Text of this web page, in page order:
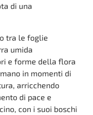
di una
tra le foglie
umida
e forme della flora
in momenti di
arricchendo
di pace e
con i suoi boschi